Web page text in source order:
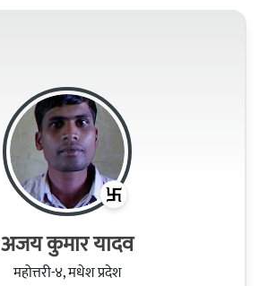
अजय कुमार यादव
महोत्तरी-४, मधेश प्रदेश